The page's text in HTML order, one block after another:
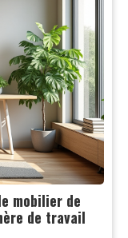
mobilier de
de travail